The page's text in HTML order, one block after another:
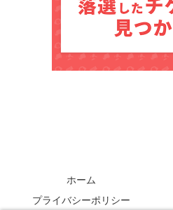
ホーム
プライバシーポリシー